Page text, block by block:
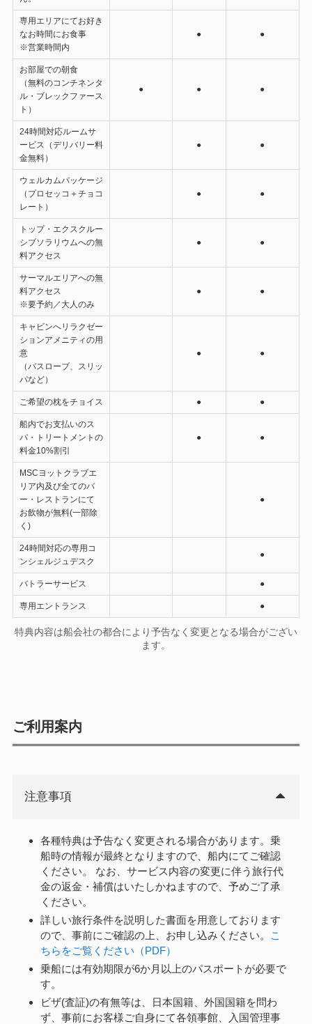
専用エリアにてお好き
なお時間にお食事
※営業時間内
● ●
お部屋での朝食
（無料のコンチネンタ
ル・ブレックファース
ト）
● ● ●
24時間対応ルームサ
ービス（デリバリー料
金無料）
● ●
ウェルカムパッケージ
（プロセッコ＋チョコ
レート）
● ●
トップ・エクスクルー
シブソラリウムへの無
料アクセス
● ●
サーマルエリアへの無
料アクセス
※要予約／大人のみ
● ●
キャビンへリラクゼー
ションアメニティの用
意
（バスローブ、スリッ
パなど）
● ●
ご希望の枕をチョイス ● ●
船内でお支払いのス
パ・トリートメントの
料金10%割引
● ●
MSCヨットクラブエ
リア内及び全てのバ
ー・レストランにて
お飲物が無料(一部除
く)
●
24時間対応の専用コ
ンシェルジュデスク
●
バトラーサービス ●
専用エントランス ●
特典内容は船会社の都合により予告なく変更となる場合がござい
ます。
ご利用案内
注意事項
各種特典は予告なく変更される場合があります。乗
船時の情報が最終となりますので、船内にてご確認
ください。 なお、サービス内容の変更に伴う旅行代
金の返金・補償はいたしかねますので、予めご了承
ください。
詳しい旅行条件を説明した書面を用意しております
ので、事前にご確認の上、お申し込みください。
こ
ちらをご覧ください（PDF）
乗船には有効期限が6か月以上のパスポートが必要で
す。
ビザ(査証)の有無等は、日本国籍、外国国籍を問わ
ず、事前にお客様ご自身にて各領事館、入国管理事